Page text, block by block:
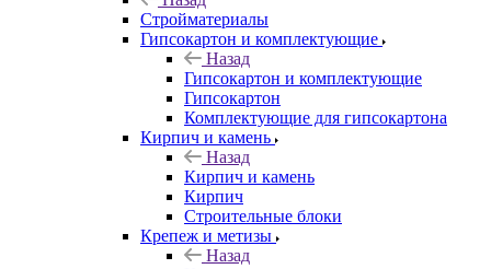
Стройматериалы
Гипсокартон и комплектующие
Назад
Гипсокартон и комплектующие
Гипсокартон
Комплектующие для гипсокартона
Кирпич и камень
Назад
Кирпич и камень
Кирпич
Строительные блоки
Крепеж и метизы
Назад